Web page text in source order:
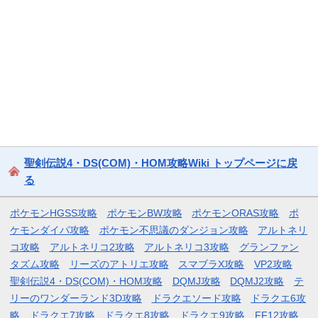
聖剣伝説4・DS(COM)・HOM攻略Wiki トップページに戻
る
ポケモンHGSS攻略 ポケモンBW攻略 ポケモンORAS攻略
ポ
ケモンダイパ攻略
ポケモン不思議のダンジョン攻略
アルトネリ
コ攻略
アルトネリコ2攻略 アルトネリコ3攻略
グランファン
タズム攻略
リーズのアトリエ攻略 スマブラX攻略
VP2攻略
聖剣伝説4・DS(COM)・HOM攻略
DQMJ攻略 DQMJ2攻略
テ
リーのワンダーランド3D攻略
ドラクエソード攻略
ドラクエ6攻
略
ドラクエ7攻略 ドラクエ8攻略 ドラクエ9攻略 FF12攻略